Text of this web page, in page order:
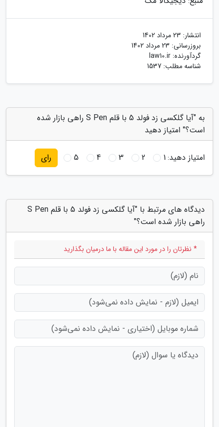
انتشار: 23 مرداد 1402
بروزرسانی: 23 مرداد 1402
گردآورنده: law10.ir
شناسه مطلب: 1537
به "آیا گلکسی زد فولد 5 با قلم S Pen راهی بازار شده
است؟" امتیاز دهید
امتیاز دهید:1
2
3
4
5 رای
دیدگاه های مرتبط با "آیا گلکسی زد فولد 5 با قلم S Pen
راهی بازار شده است؟"
* نظرتان را در مورد این مقاله با ما درمیان بگذارید